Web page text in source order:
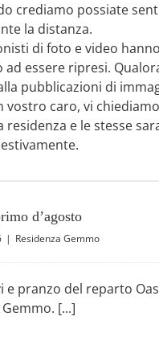
crediamo possiate
la distanza.
di foto e video
ad essere ripresi.
pubblicazioni di
vostro caro, vi
residenza e le stesse
d’agosto
| Residenza Gemmo
e pranzo del reparto
[...]